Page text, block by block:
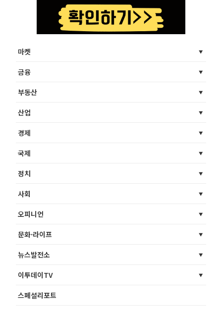
마켓
금융
부동산
산업
경제
국제
정치
사회
오피니언
문화·라이프
뉴스발전소
이투데이TV
스페셜리포트